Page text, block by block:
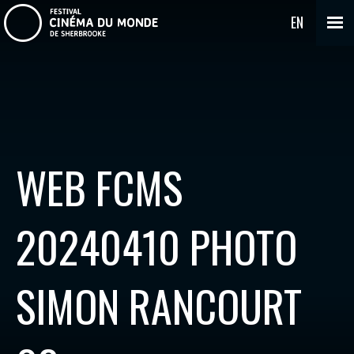
EN
WEB FCMS
20240410 PHOTO
SIMON RANCOURT